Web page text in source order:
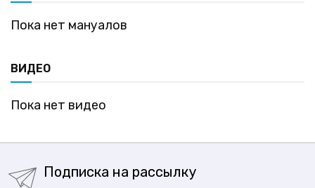
Пока нет мануалов
ВИДЕО
Пока нет видео
Подписка на рассылку